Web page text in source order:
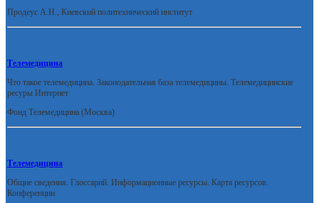
Продеус А.Н., Киевский политехнический институт
Телемедицина
Что такое телемедицина. Законодательная база телемедицины. Телемедицинские
ресуры Интернет
Фонд Телемедицина (Москва)
Телемедицина
Общие сведения. Глоссарий. Информационные ресурсы. Карта ресурсов.
Конференции